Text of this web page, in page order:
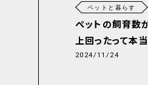
ペットと暮らす
ペットの飼育数
上回ったって本
2024/11/24